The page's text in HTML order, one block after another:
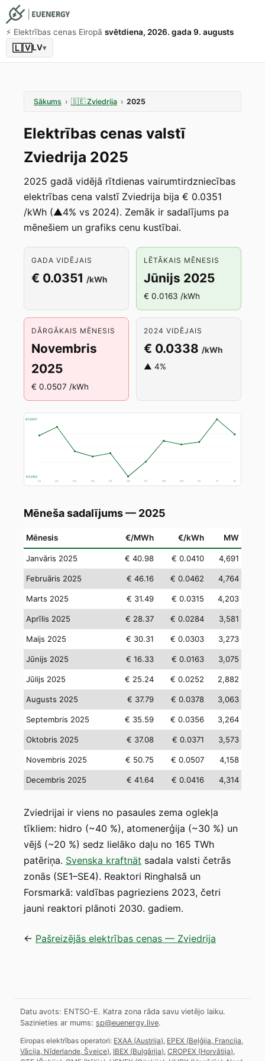
⚡️ Elektrības cenas Eiropā svētdiena, 2026. gada 9. augusts
🇱🇻LV▾
Sākums › 🇸🇪 Zviedrija › 2025
Elektrības cenas valstī
Zviedrija 2025
2025 gadā vidējā rītdienas vairumtirdzniecības
elektrības cena valstī Zviedrija bija € 0.0351
/kWh (▲4% vs 2024). Zemāk ir sadalījums pa
mēnešiem un grafiks cenu kustībai.
GADA VIDĒJAIS
€ 0.0351 /kWh
LĒTĀKAIS MĒNESIS
Jūnijs 2025
€ 0.0163 /kWh
DĀRGĀKAIS MĒNESIS
Novembris
2025
€ 0.0507 /kWh
2024 VIDĒJAIS
€ 0.0338 /kWh
▲ 4%
€ 0.0507
€ 0.0163
01 02 03 04 05 06 07 08 09 10 11 12
Mēneša sadalījums — 2025
Mēnesis €/MWh €/kWh MW
Janvāris 2025 € 40.98 € 0.0410 4,691
Februāris 2025 € 46.16 € 0.0462 4,764
Marts 2025 € 31.49 € 0.0315 4,203
Aprīlis 2025 € 28.37 € 0.0284 3,581
Maijs 2025 € 30.31 € 0.0303 3,273
Jūnijs 2025 € 16.33 € 0.0163 3,075
Jūlijs 2025 € 25.24 € 0.0252 2,882
Augusts 2025 € 37.79 € 0.0378 3,063
Septembris 2025 € 35.59 € 0.0356 3,264
Oktobris 2025 € 37.08 € 0.0371 3,573
Novembris 2025 € 50.75 € 0.0507 4,158
Decembris 2025 € 41.64 € 0.0416 4,314
Zviedrijai ir viens no pasaules zema oglekļa
tīkliem: hidro (~40 %), atomenerģija (~30 %) un
vējš (~20 %) sedz lielāko daļu no 165 TWh
patēriņa. Svenska kraftnät sadala valsti četrās
zonās (SE1–SE4). Reaktori Ringhalsā un
Forsmarkā: valdības pagrieziens 2023, četri
jauni reaktori plānoti 2030. gadiem.
← Pašreizējās elektrības cenas — Zviedrija
Datu avots: ENTSO-E. Katra zona rāda savu vietējo laiku.
Sazinieties ar mums: sp@euenergy.live.
Eiropas elektrības operatori: EXAA (Austrija), EPEX (Beļģija, Francija,
Vācija, Nīderlande, Šveice), IBEX (Bulgārija), CROPEX (Horvātija),